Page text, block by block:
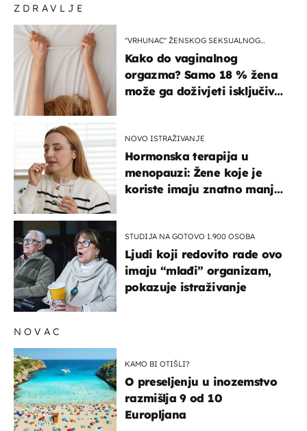
ZDRAVLJE
"VRHUNAC" ŽENSKOG SEKSUALNOG
Kako do vaginalnog
orgazma? Samo 18 % žena
može ga doživjeti isključivo
NOVO ISTRAŽIVANJE
Hormonska terapija u
menopauzi: Žene koje je
koriste imaju znatno manji
STUDIJA NA GOTOVO 1.900 OSOBA
Ljudi koji redovito rade ovo
imaju “mlađi” organizam,
pokazuje istraživanje
NOVAC
KAMO BI OTIŠLI?
O preseljenju u inozemstvo
razmišlja 9 od 10
Europljana